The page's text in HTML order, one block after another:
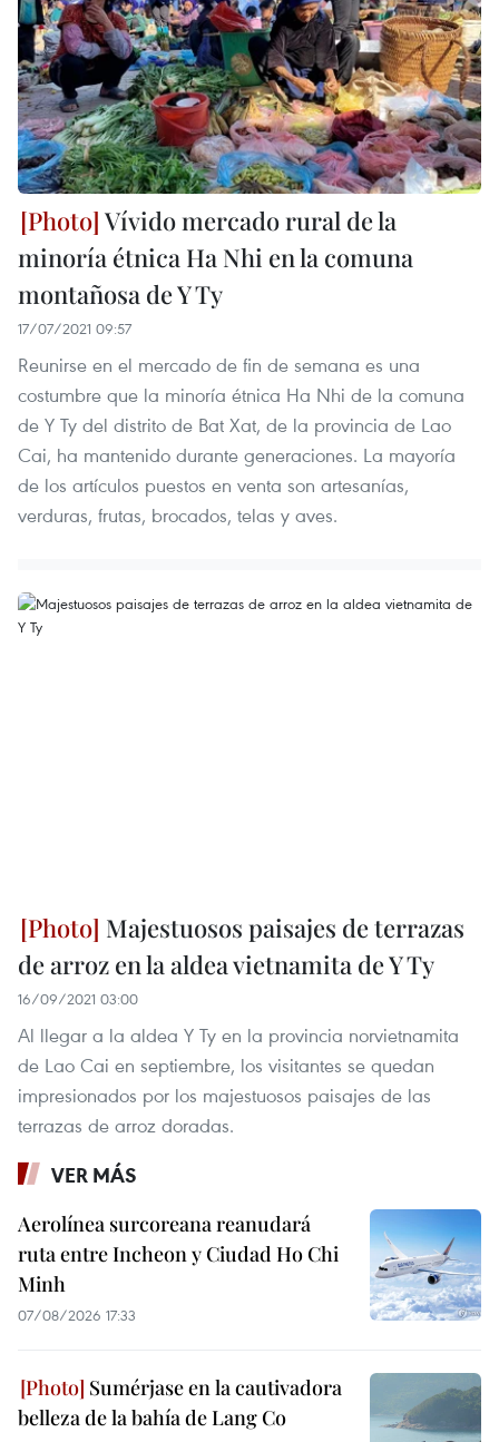
Vívido mercado rural de la
minoría étnica Ha Nhi en la comuna
montañosa de Y Ty
17/07/2021 09:57
Reunirse en el mercado de fin de semana es una
costumbre que la minoría étnica Ha Nhi de la comuna
de Y Ty del distrito de Bat Xat, de la provincia de Lao
Cai, ha mantenido durante generaciones. La mayoría
de los artículos puestos en venta son artesanías,
verduras, frutas, brocados, telas y aves.
Majestuosos paisajes de terrazas
de arroz en la aldea vietnamita de Y Ty
16/09/2021 03:00
Al llegar a la aldea Y Ty en la provincia norvietnamita
de Lao Cai en septiembre, los visitantes se quedan
impresionados por los majestuosos paisajes de las
terrazas de arroz doradas.
VER MÁS
Aerolínea surcoreana reanudará
ruta entre Incheon y Ciudad Ho Chi
Minh
07/08/2026 17:33
Sumérjase en la cautivadora
belleza de la bahía de Lang Co